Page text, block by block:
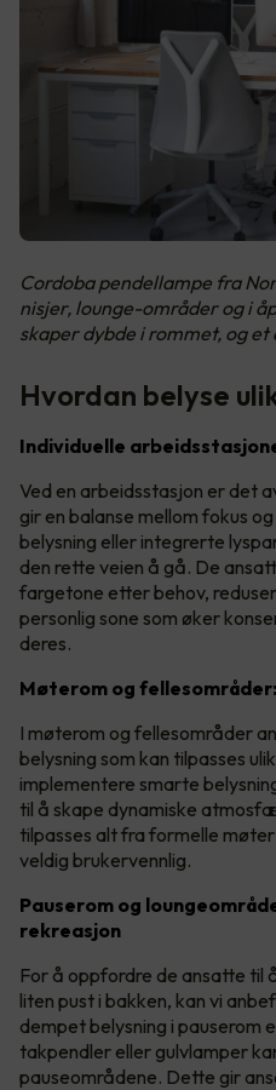
Cordoba pendellampe fra
nisjer, lounge-områder og i
skaper dybde i rommet, og
Hvordan belyse
Individuelle
Ved en arbeidsstasjon er det
gir en balanse mellom fokus
belysning eller integrerte
den rette veien å gå. De
fargetone etter behov,
personlig sone som øker
deres.
Møterom og
I møterom og fellesområder
belysning som kan tilpasses
implementere smarte
til å skape dynamiske
tilpasses alt fra formelle
veldig brukervennlig.
Pauserom og
rekreasjon
For å oppfordre de ansatte til
liten pust i bakken, kan vi
dempet belysning i pauserom
takpendler eller gulvlamper
pauseområdene. Dette gir